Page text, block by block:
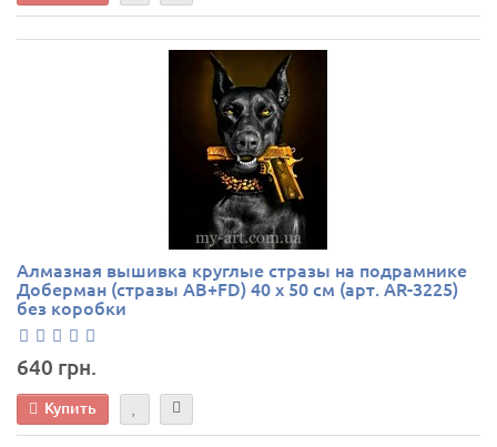
Алмазная вышивка круглые стразы на подрамнике
Доберман (стразы AB+FD) 40 х 50 см (арт. AR-3225)
без коробки
640 грн.
Купить